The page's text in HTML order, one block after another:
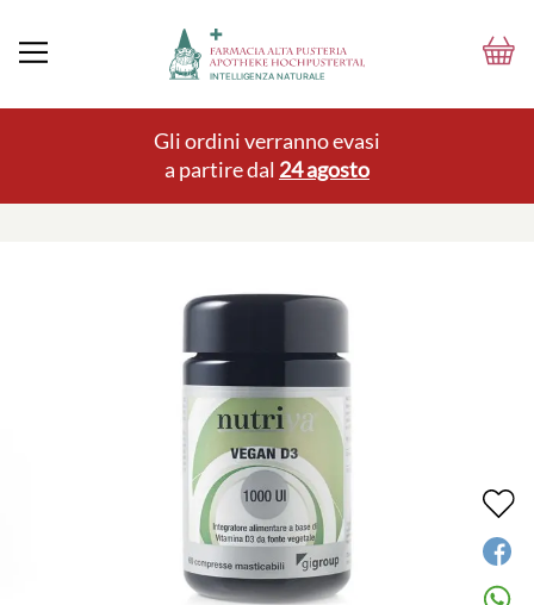
Gli ordini verranno evasi
a partire dal 24 agosto